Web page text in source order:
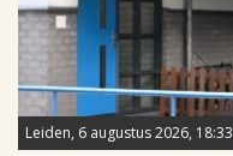
Leiden, 6 augustus 2026, 18:33